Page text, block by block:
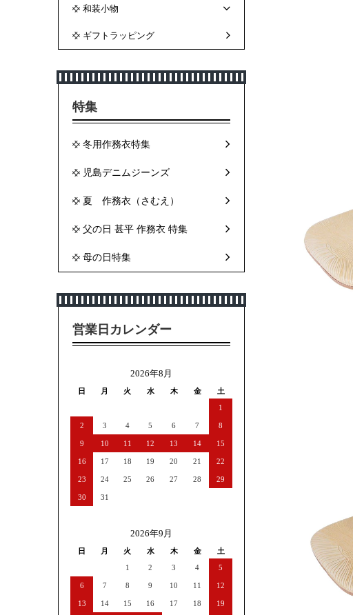
和装小物
ギフトラッピング
特集
冬用作務衣特集
児島デニムジーンズ
夏 作務衣（さむえ）
父の日 甚平 作務衣 特集
母の日特集
営業日カレンダー
2026年8月
日 月 火 水 木 金
土
1
2 3 4 5 6 7 8
9 10 11 12 13 14 15
16 17 18 19 20 21 22
23 24 25 26 27 28 29
30 31
2026年9月
日 月 火 水 木 金
土
1
2 3 4 5
6 7 8 9 10 11 12
13 14 15 16 17 18 19